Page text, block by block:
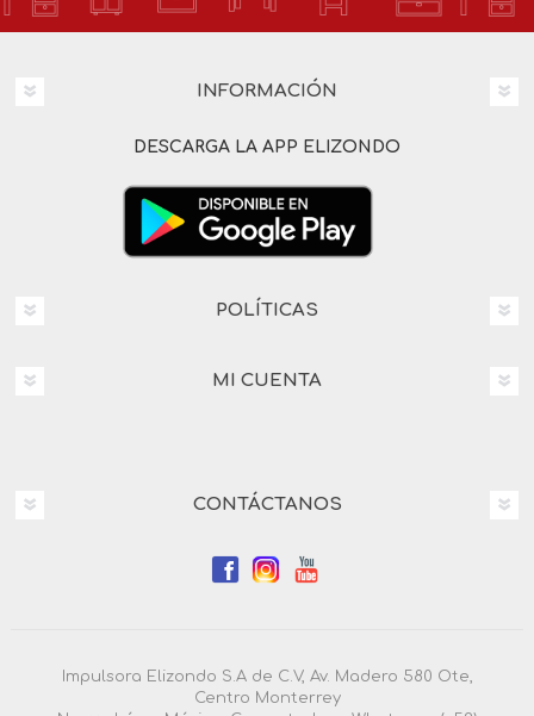
INFORMACIÓN
DESCARGA LA APP ELIZONDO
POLÍTICAS
MI CUENTA
CONTÁCTANOS
Impulsora Elizondo S.A de C.V, Av. Madero 580 Ote,
Centro Monterrey